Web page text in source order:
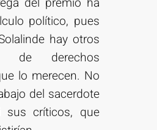
político, pues
hay otros
de derechos
lo merecen. No
del sacerdote
sus críticos, que